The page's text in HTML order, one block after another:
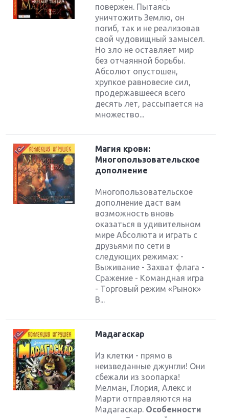
повержен. Пытаясь
уничтожить Землю, он
погиб, так и не реализовав
свой чудовищный замысел.
Но зло не оставляет мир
без отчаянной борьбы.
Абсолют опустошен,
хрупкое равновесие сил,
продержавшееся всего
десять лет, рассыпается на
множество...
Магия крови:
Многопользовательское
дополнение
Многопользовательское
дополнение даст вам
возможность вновь
оказаться в удивительном
мире Абсолюта и играть с
друзьями по сети в
следующих режимах: -
Выживание - Захват флага -
Сражение - Командная игра
- Торговый режим «Рынок»
В...
Мадагаскар
Из клетки - прямо в
неизведанные джунгли! Они
сбежали из зоопарка!
Мелман, Глория, Алекс и
Марти отправляются на
Мадагаскар. Особенности